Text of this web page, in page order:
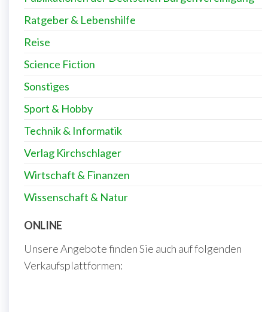
Nachschlagewerke
Philosophie & Religion
Politik & Gesellschaft
Publikationen der Deutschen Burgenvereinigung
Ratgeber & Lebenshilfe
Reise
Science Fiction
Sonstiges
Sport & Hobby
Technik & Informatik
Verlag Kirchschlager
Wirtschaft & Finanzen
Wissenschaft & Natur